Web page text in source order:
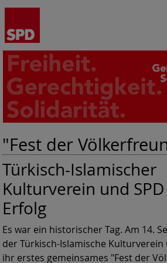
"Fest der
Türkisch-Islamischer
Kulturverein und
Erfolg
Es war ein historischer Tag. Am 14.
der Türkisch-Islamische Kulturverein
ihr erstes gemeinsames "Fest der